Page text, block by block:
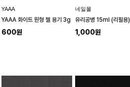
YAAA
YAAA 화이트 원형 젤 용기 3g
600원
네일몰
유리공병 15ml (리필용)
1,000원